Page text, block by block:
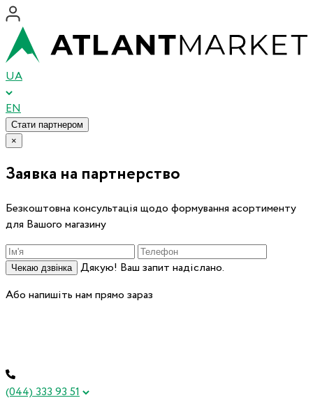
UA
EN
Стати партнером
×
Заявка на партнерство
Безкоштовна консультація щодо формування асортименту
для Вашого магазину
Чекаю дзвінка
Дякую! Ваш запит надіслано.
Або напишіть нам прямо зараз
(044) 333 93 51